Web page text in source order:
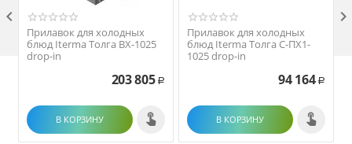
Прилавок для холодных
блюд Iterma Толга ВХ-1025
drop-in
203 805 Р
В КОРЗИНУ
Прилавок для холодных
блюд Iterma Толга С-ПХ1-
1025 drop-in
94 164 Р
В КОРЗИНУ
 